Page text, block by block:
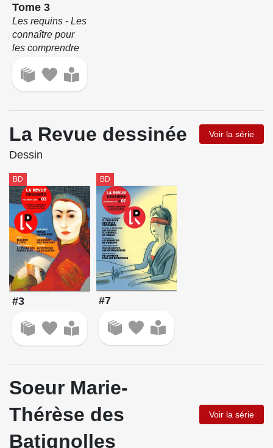
Tome 3
Les requins - Les
connaître pour
les comprendre
La Revue dessinée Voir la série
Dessin
BD
#3
BD
#7
Soeur Marie-
Thérèse des
Batignolles
Voir la série